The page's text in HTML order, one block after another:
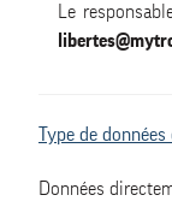
Le
Type de
Données